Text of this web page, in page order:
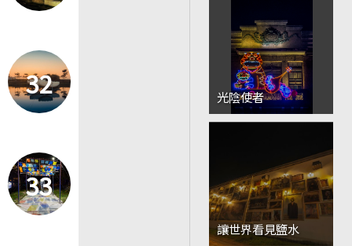
32
33
光陰使者
讓世界看見鹽水